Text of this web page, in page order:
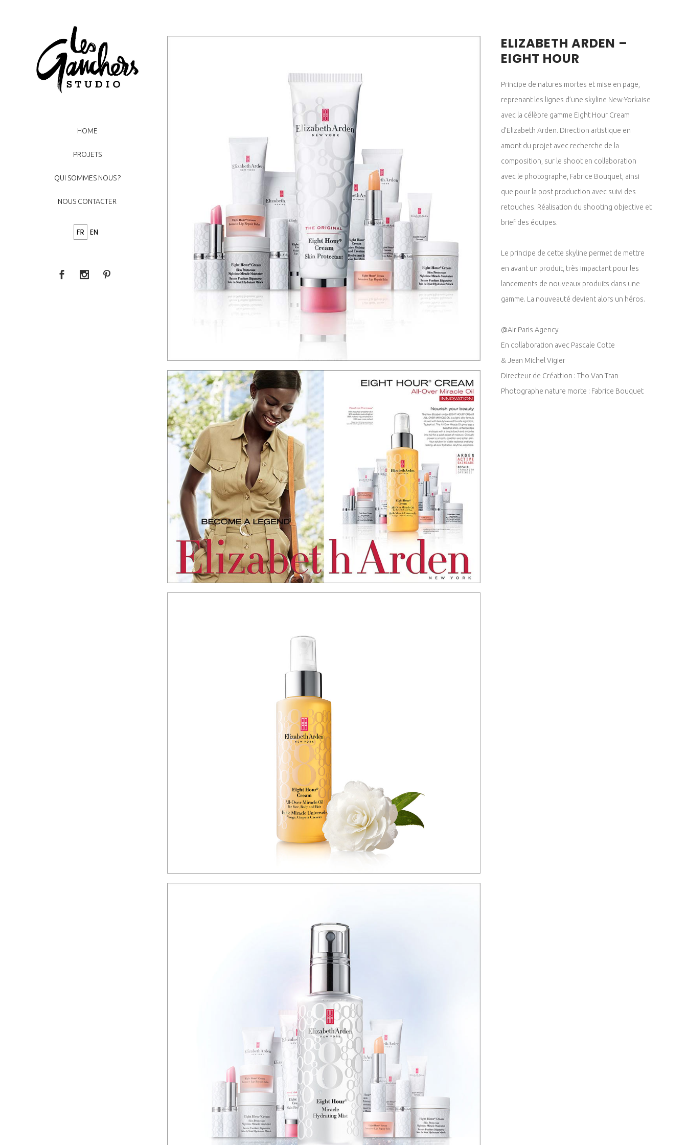
HOME
PROJETS
QUI SOMMES NOUS ?
NOUS CONTACTER
ELIZABETH ARDEN –
EIGHT HOUR
Principe de natures mortes et mise en page,
reprenant les lignes d’une skyline New-Yorkaise
avec la célèbre gamme Eight Hour Cream
d’Elizabeth Arden. Direction artistique en
amont du projet avec recherche de la
composition, sur le shoot en collaboration
avec le photographe, Fabrice Bouquet, ainsi
que pour la post production avec suivi des
retouches. Réalisation du shooting objective et
brief des équipes.
Le principe de cette skyline permet de mettre
en avant un produit, très impactant pour les
lancements de nouveaux produits dans une
gamme. La nouveauté devient alors un héros.
@Air Paris Agency
En collaboration avec Pascale Cotte
& Jean Michel Vigier
Directeur de Créattion : Tho Van Tran
Photographe nature morte : Fabrice Bouquet